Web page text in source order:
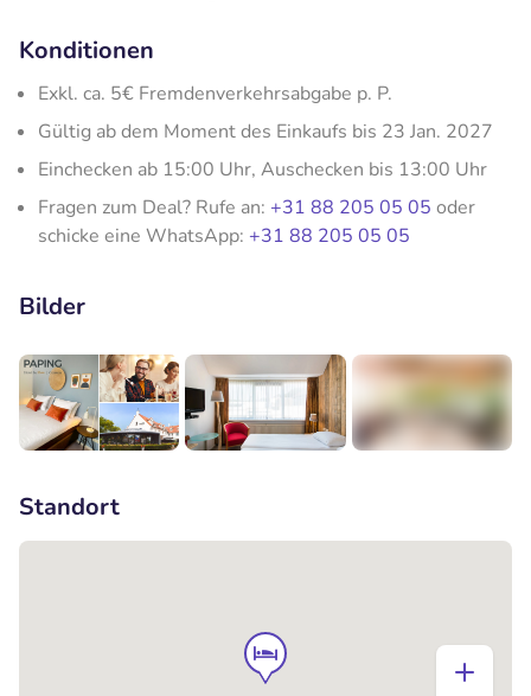
Konditionen
Exkl. ca. 5€ Fremdenverkehrsabgabe p. P.
Gültig ab dem Moment des Einkaufs bis 23 Jan. 2027
Einchecken ab 15:00 Uhr, Auschecken bis 13:00 Uhr
Fragen zum Deal? Rufe an: +31 88 205 05 05 oder
schicke eine WhatsApp: +31 88 205 05 05
Bilder
Standort